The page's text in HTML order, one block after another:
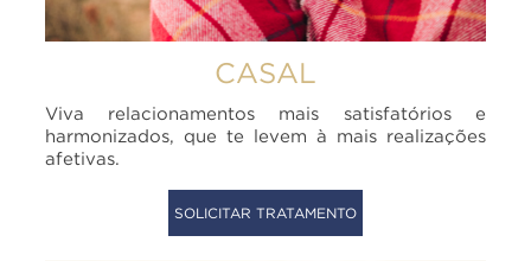
CASAL
Viva relacionamentos mais satisfatórios e
harmonizados, que te levem à mais realizações
afetivas.
SOLICITAR TRATAMENTO